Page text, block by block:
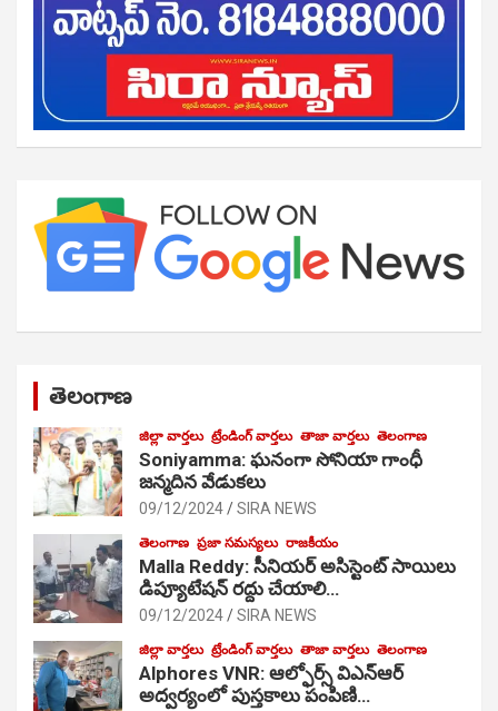
తెలంగాణ
జిల్లా వార్తలు ట్రేండింగ్ వార్తలు తాజా వార్తలు తెలంగాణ
Soniyamma: ఘ‌నంగా సోనియా గాంధీ
జ‌న్మ‌దిన వేడుక‌లు
09/12/2024 SIRA NEWS
తెలంగాణ ప్రజా సమస్యలు రాజకీయం
Malla Reddy: సీనియర్ అసిస్టెంట్ సాయిలు
డిప్యూటేషన్ రద్దు చేయాలి…
09/12/2024 SIRA NEWS
జిల్లా వార్తలు ట్రేండింగ్ వార్తలు తాజా వార్తలు తెలంగాణ
Alphores VNR: ఆల్ఫోర్స్ విఎన్ఆర్
అద్వర్యంలో పుస్తకాలు పంపిణి…